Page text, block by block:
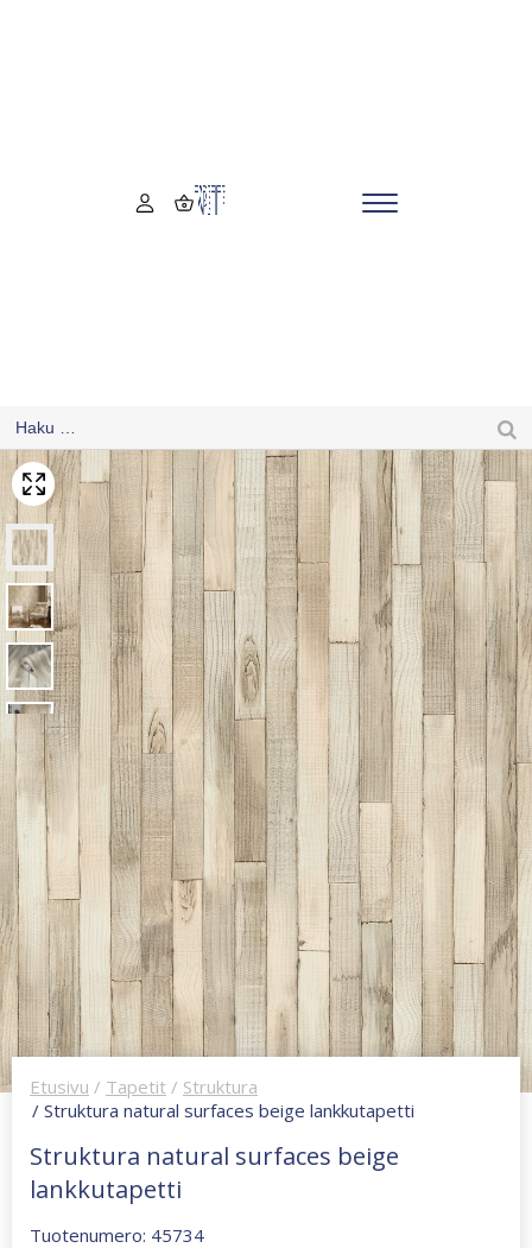
Etusivu / Tapetit / Struktura
/ Struktura natural surfaces beige lankkutapetti
Struktura natural surfaces beige
lankkutapetti
Tuotenumero: 45734